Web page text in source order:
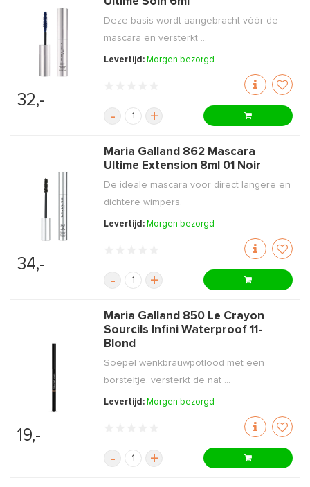
32,-
Deze basis wordt aangebracht vóór de
mascara en versterkt ...
Levertijd: Morgen bezorgd
- +
34,-
Maria Galland 862 Mascara
Ultime Extension 8ml 01 Noir
De ideale mascara voor direct langere en
dichtere wimpers.
Levertijd: Morgen bezorgd
- +
19,-
Maria Galland 850 Le Crayon
Sourcils Infini Waterproof 11-
Blond
Soepel wenkbrauwpotlood met een
borsteltje, versterkt de nat ...
Levertijd: Morgen bezorgd
- +